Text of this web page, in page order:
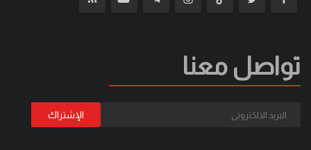
تواصل معنا